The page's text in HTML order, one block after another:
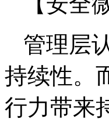
管理层
持续性。
行力带来